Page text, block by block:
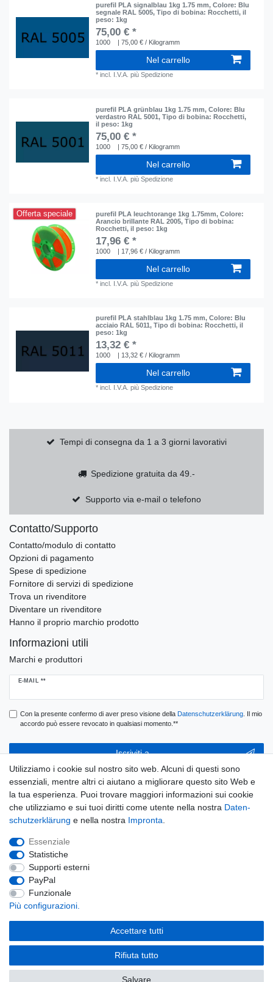
purefil PLA signalblau 1kg 1.75 mm, Colore: Blu
segnale RAL 5005, Tipo di bobina: Rocchetti, il
peso: 1kg
75,00 € *
1000 | 75,00 € / Kilogramm
Nel carrello
*incl. I.V.A. piùSpedizione
purefil PLA grünblau 1kg 1.75 mm, Colore: Blu
verdastro RAL 5001, Tipo di bobina: Rocchetti,
il peso: 1kg
75,00 € *
1000 | 75,00 € / Kilogramm
Nel carrello
*incl. I.V.A. piùSpedizione
Offerta speciale purefil PLA leuchtorange 1kg 1.75mm, Colore:
Arancio brillante RAL 2005, Tipo di bobina:
Rocchetti, il peso: 1kg
17,96 € *
1000 | 17,96 € / Kilogramm
Nel carrello
*incl. I.V.A. piùSpedizione
purefil PLA stahlblau 1kg 1.75 mm, Colore: Blu
acciaio RAL 5011, Tipo di bobina: Rocchetti, il
peso: 1kg
13,32 € *
1000 | 13,32 € / Kilogramm
Nel carrello
*incl. I.V.A. piùSpedizione
Tempi di consegna da 1 a 3 giorni lavorativi
Spedizione gratuita da 49.-
Supporto via e-mail o telefono
Contatto/Supporto
Contatto/modulo di contatto
Opzioni di pagamento
Spese di spedizione
Fornitore di servizi di spedizione
Trova un rivenditore
Diventare un rivenditore
Hanno il proprio marchio prodotto
Informazioni utili
Marchi e produttori
E-MAIL **
Ceres::Template.newsletterHoneypotLabel
Con la presente confermo di aver preso visione della Daten­schutz­erklärung. Il mio
accordo può essere revocato in qualsiasi momento.**
Iscriviti a
** Questo è un campo obbligatorio.
Widerrufs­recht
Daten­schutz­erklärung
Utilizziamo i cookie sul nostro sito web. Alcuni di questi sono
essenziali, mentre altri ci aiutano a migliorare questo sito Web e
la tua esperienza. Puoi trovare maggiori informazioni sui cookie
che utilizziamo e sui tuoi diritti come utente nella nostra Daten­
schutz­erklärung e nella nostra Impronta
Essenziale
Statistiche
Supporti esterni
PayPal
Funzionale
Più configurazioni.
Accettare tutti
Rifiuta tutto
Salvare